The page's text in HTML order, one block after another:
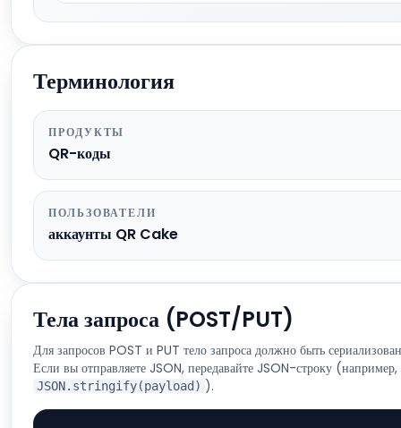
Терминология
ПРОДУКТЫ
QR-коды
ПОЛЬЗОВАТЕЛИ
аккаунты QR Cake
Тела запроса (POST/PUT)
Для запросов POST и PUT тело запроса должно быть
Если вы отправляете JSON, передавайте JSON-строку (например,
JSON.stringify(payload) ).